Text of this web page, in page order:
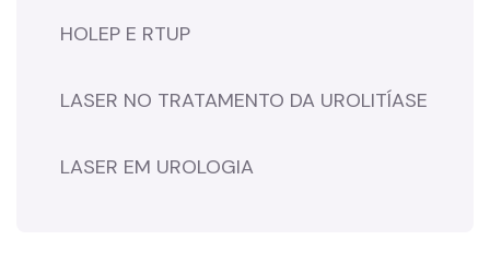
HOLEP E RTUP
LASER NO TRATAMENTO DA UROLITÍASE
LASER EM UROLOGIA